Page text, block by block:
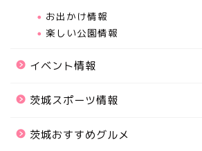
お出かけ情報
楽しい公園情報
イベント情報
茨城スポーツ情報
茨城おすすめグルメ